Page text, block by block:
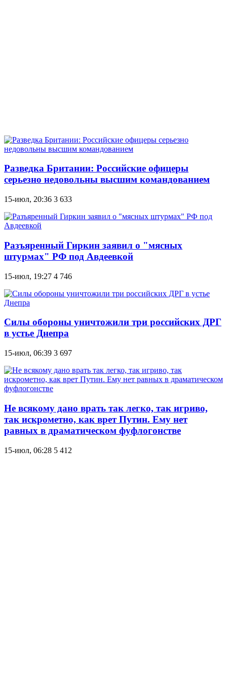
Разведка Британии: Российские офицеры
серьезно недовольны высшим командованием
15-июл, 20:36 3 633
Разъяренный Гиркин заявил о "мясных
штурмах" РФ под Авдеевкой
15-июл, 19:27 4 746
Силы обороны уничтожили три российских ДРГ
в устье Днепра
15-июл, 06:39 3 697
Не всякому дано врать так легко, так игриво,
так искрометно, как врет Путин. Ему нет
равных в драматическом фуфлогонстве
15-июл, 06:28 5 412